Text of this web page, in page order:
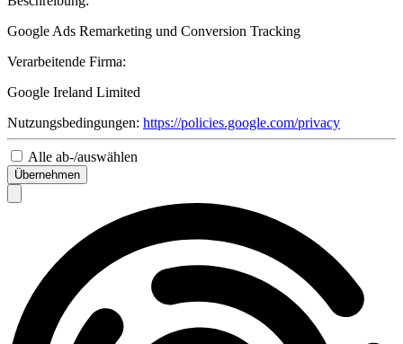
Google Ads Remarketing und Conversion Tracking
Verarbeitende Firma:
Google Ireland Limited
Nutzungsbedingungen: https://policies.google.com/privacy
Alle ab-/auswählen
Übernehmen